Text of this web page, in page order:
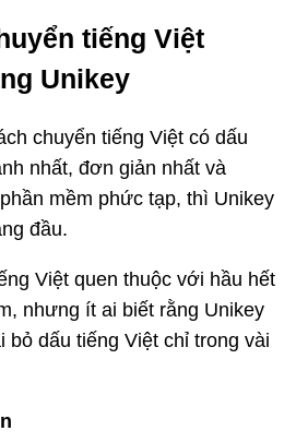
tiếng Việt
Unikey
chuyển tiếng Việt có dấu
nhất, đơn giản nhất và
mềm phức tạp, thì Unikey
đầu.
Việt quen thuộc với hầu hết
nhưng ít ai biết rằng Unikey
bỏ dấu tiếng Việt chỉ trong vài